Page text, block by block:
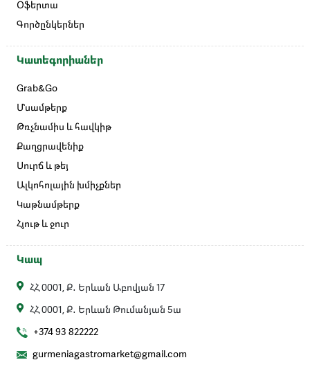
Օֆերտա
Գործընկերներ
Կատեգորիաներ
Grab&Go
Մսամթերք
Թռչնամիս և հավկիթ
Քաղցրավենիք
Սուրճ և թեյ
Ալկոհոլային խմիչքներ
Կաթնամթերք
Հյութ և ջուր
Կապ
ՀՀ 0001, Ք․ Երևան Աբովյան 17
ՀՀ 0001, Ք․ Երևան Թումանյան 5ա
+374 93 822222
gurmeniagastromarket@gmail.com